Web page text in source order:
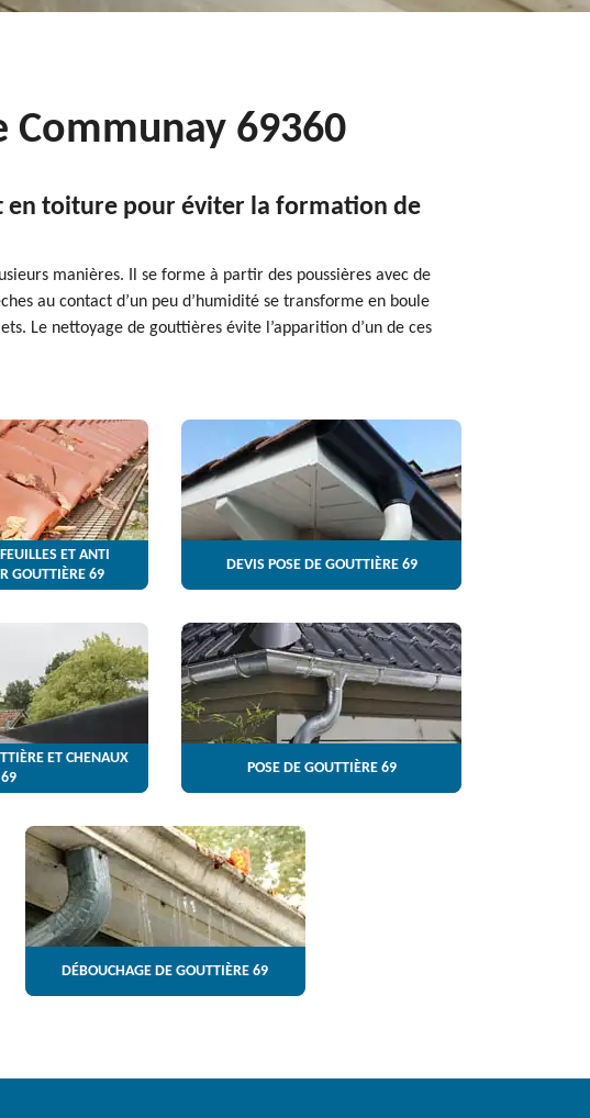
69360
en toiture pour éviter la formation de
manières. Il se forme à partir des poussières avec de
au contact d’un peu d’humidité se transforme en boule
Le nettoyage de gouttières évite l’apparition d’un de ces
ET ANTI
GOUTTIÈRE 69
DEVIS POSE DE GOUTTIÈRE 69
ET CHENAUX
69
POSE DE GOUTTIÈRE 69
DÉBOUCHAGE DE GOUTTIÈRE 69